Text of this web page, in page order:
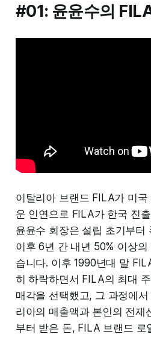
#01: 윤윤수의
이탈리아 브랜드 FILA가 미
운 인연으로 FILA가 한국 진
윤윤수 회장은 설립 초기부터
이후 6년 간 내년 50% 이상
습니다. 이후 1990년대 말
히 하락하면서 FILA의 최대
매각을 선택했고, 그 과정에
리아의 매출액과 본인의 전재
부터 받은 돈, FILA 브랜드 로